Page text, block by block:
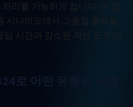
리를 가능하게 합니다. 이 접
시나리오에서 고품질 출력을
시간과 감소된 계산 요구 사
로 어떤 유형의 작업